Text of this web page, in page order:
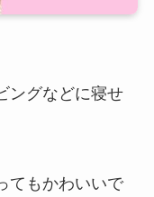
ングなどに寝せ
てもかわいいで